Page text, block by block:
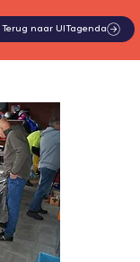
Terug naar UITagenda